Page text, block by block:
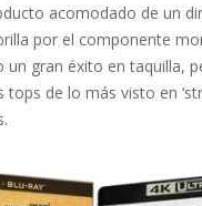
acomodado de un
por el componente
un gran éxito en taquilla,
de lo más visto en